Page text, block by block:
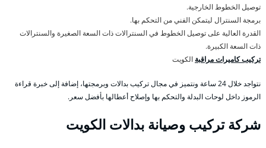
توصيل الخطوط الخارجية.
برمجة السنترال ليتمكن الفني من التحكم بها.
القدرة العالية على توصيل الخطوط في السنترالات ذات السعة الصغيرة والسنترالات
ذات السعة الكبيرة.
تركيب كاميرات مراقبة الكويت
نتواجد خلال 24 ساعة ونتميز في مجال تركيب بدالات وبرمجتها، إضافة إلى خبرة قراءة
الرموز داخل لوحات البدلة والتحكم بها وإصلاح أعطالها بأفضل سعر.
شركة تركيب وصيانة بدالات الكويت